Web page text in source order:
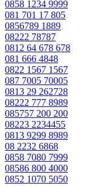
0858 1234 9999
081 701 17 805
0856789 1889
08222 78787
0812 64 678 678
081 666 4848
0822 1567 1567
087 7005 70005
0813 29 262728
08222 777 8989
085757 200 200
08223 2234455
0813 9299 8989
08 2232 6868
0858 7080 7999
08586 800 4000
0852 1070 5050